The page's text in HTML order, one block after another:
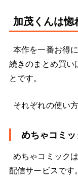
加茂くんは惚
本作を一番お得
続きのまとめ買い
とです。
それぞれの使い
めちゃコミ
めちゃコミック
配信サービスです。